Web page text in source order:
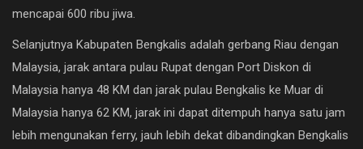
mencapai 600 ribu jiwa.
Selanjutnya Kabupaten Bengkalis adalah gerbang Riau dengan
Malaysia, jarak antara pulau Rupat dengan Port Diskon di
Malaysia hanya 48 KM dan jarak pulau Bengkalis ke Muar di
Malaysia hanya 62 KM, jarak ini dapat ditempuh hanya satu jam
lebih mengunakan ferry, jauh lebih dekat dibandingkan Bengkalis